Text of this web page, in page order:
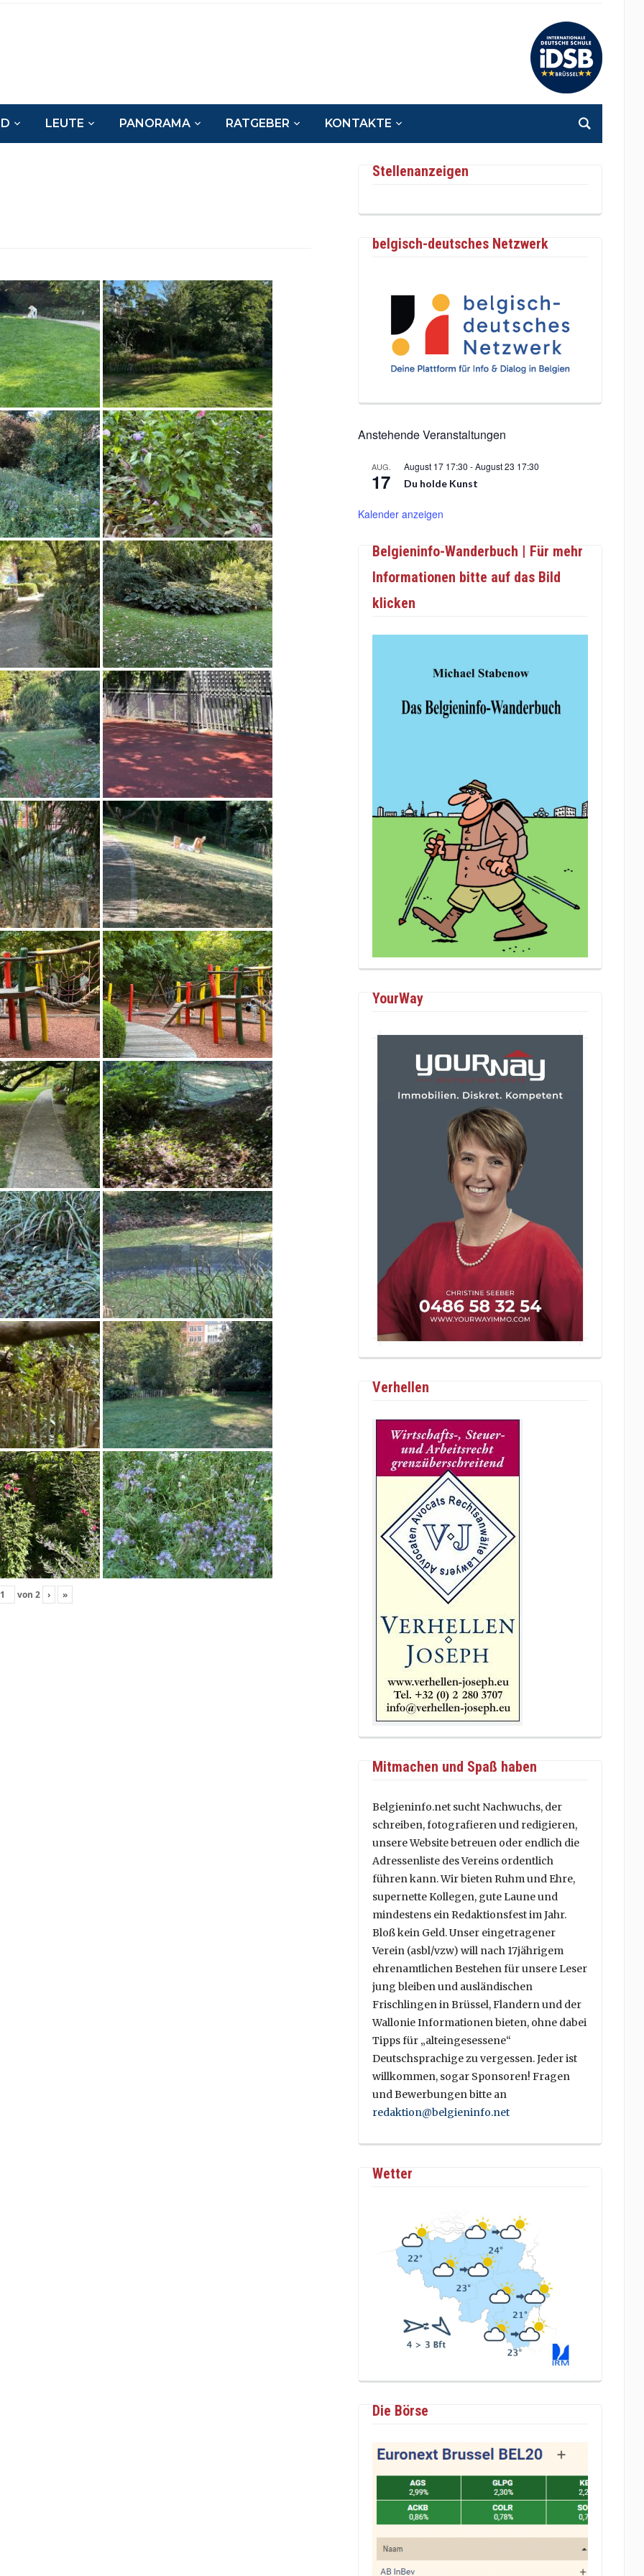
LEUTE PANORAMA RATGEBER KONTAKTE
von2 › »
Stellenanzeigen
belgisch-deutsches Netzwerk
Anstehende Veranstaltungen
AUG.
17
August 17 17:30 -August 23 17:30
Du holde Kunst
Kalender anzeigen
Belgieninfo-Wanderbuch | Für mehr
Informationen bitte auf das Bild
klicken
YourWay
Verhellen
Mitmachen und Spaß haben
Belgieninfo.net sucht Nachwuchs, der
schreiben, fotografieren und redigieren,
unsere Website betreuen oder endlich die
Adressenliste des Vereins ordentlich
führen kann. Wir bieten Ruhm und Ehre,
supernette Kollegen, gute Laune und
mindestens ein Redaktionsfest im Jahr.
Bloß kein Geld. Unser eingetragener
Verein (asbl/vzw) will nach 17jährigem
ehrenamtlichen Bestehen für unsere Leser
jung bleiben und ausländischen
Frischlingen in Brüssel, Flandern und der
Wallonie Informationen bieten, ohne dabei
Tipps für „alteingesessene“
Deutschsprachige zu vergessen. Jeder ist
willkommen, sogar Sponsoren! Fragen
und Bewerbungen bitte an
redaktion@belgieninfo.net
Wetter
Die Börse